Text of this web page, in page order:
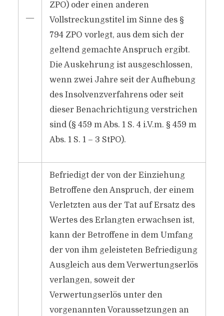
―
ZPO) oder einen anderen
Vollstreckungstitel im Sinne des §
794 ZPO vorlegt, aus dem sich der
geltend gemachte Anspruch ergibt.
Die Auskehrung ist ausgeschlossen,
wenn zwei Jahre seit der Aufhebung
des Insolvenzverfahrens oder seit
dieser Benachrichtigung verstrichen
sind (§ 459 m Abs. 1 S. 4 i.V.m. § 459 m
Abs. 1 S. 1 – 3 StPO).
Befriedigt der von der Einziehung
Betroffene den Anspruch, der einem
Verletzten aus der Tat auf Ersatz des
Wertes des Erlangten erwachsen ist,
kann der Betroffene in dem Umfang
der von ihm geleisteten Befriedigung
Ausgleich aus dem Verwertungserlös
verlangen, soweit der
Verwertungserlös unter den
vorgenannten Voraussetzungen an